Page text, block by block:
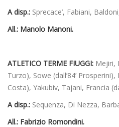
A disp.: Sprecace’, Fabiani,
All.: Manolo Manoni.
ATLETICO TERME FIUGGI: Mejiri,
Turzo), Sowe (dall’84’
Costa), Yakubiv, Tajani, Francia
A disp.: Sequenza, Di Nezza,
All.: Fabrizio Romondini.